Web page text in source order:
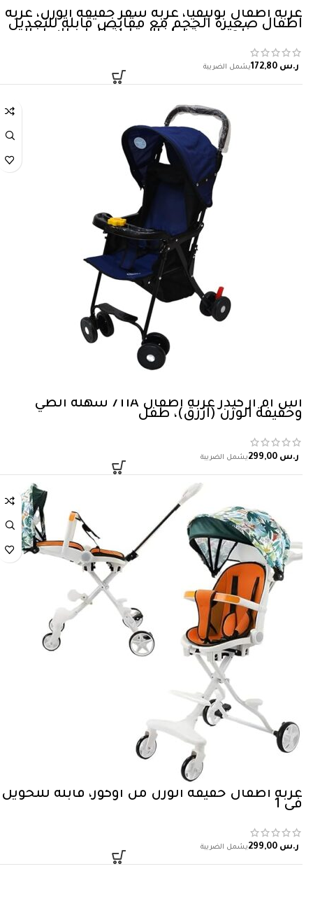
عربة اطفال بوليفيا، عربة سفر خفيفة الوزن، عربة
اطفال صغيرة الحجم مع مقابض قابلة للتعديل
ومسند ظهر، عربة اطفال قابلة للطي للاطفال
(رمادي)
ر.س
اس ام ار كيدز عربة اطفال 711A سهلة الطي
وخفيفة الوزن (ازرق)، طفل
ر.س
في 1
ر.س